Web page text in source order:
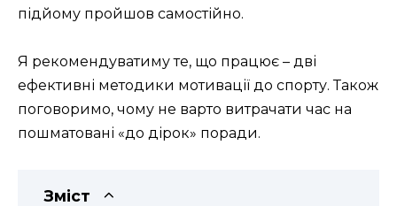
підйому пройшов самостійно.
Я рекомендуватиму те, що працює – дві
ефективні методики мотивації до спорту. Також
поговоримо, чому не варто витрачати час на
пошматовані «до дірок» поради.
Зміст